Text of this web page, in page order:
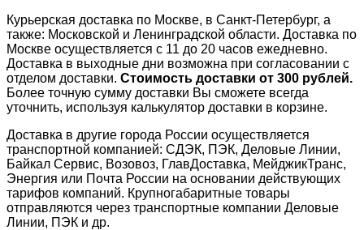
Курьерская доставка по Москве, в Санкт-Петербург, а
также: Московской и Ленинградской области. Доставка по
Москве осуществляется с 11 до 20 часов ежедневно.
Доставка в выходные дни возможна при согласовании с
отделом доставки. Стоимость доставки от 300 рублей.
Более точную сумму доставки Вы сможете всегда
уточнить, используя калькулятор доставки в корзине.
Доставка в другие города России осуществляется
транспортной компанией: СДЭК, ПЭК, Деловые Линии,
Байкал Сервис, Возовоз, ГлавДоставка, МейджикТранс,
Энергия или Почта России на основании действующих
тарифов компаний. Крупногабаритные товары
отправляются через транспортные компании Деловые
Линии, ПЭК и др.